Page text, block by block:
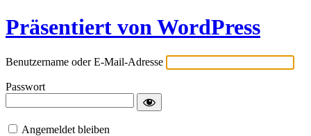
Präsentiert von WordPress
Benutzername oder E-Mail-Adresse
Passwort
Angemeldet bleiben